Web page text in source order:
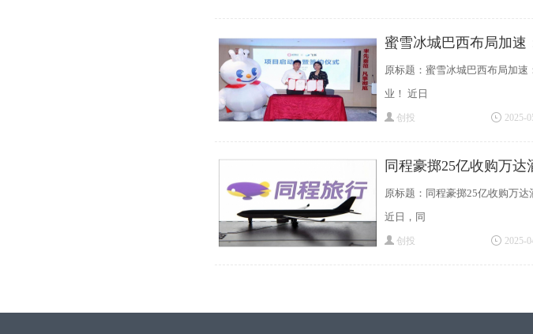
蜜雪冰城巴西布局加速
原标题：蜜雪冰城巴西布局加
业！ 近日
创投 2025-
同程豪掷25亿收购万
原标题：同程豪掷25亿收购万
近日，同
创投 2025-